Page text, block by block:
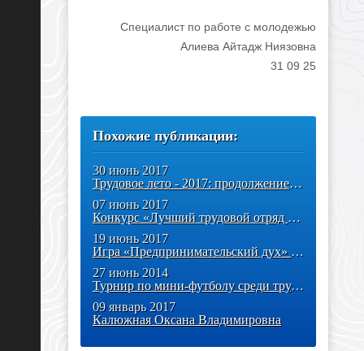
Специалист по работе с молодежью
Алиева Айтадж Ниязовна
31 09 25
Похожие публикации:
30 июнь 2017
Трудовое лето - 2017: продолжение следует!
07 июнь 2017
Конкурс «Лучший трудовой отряд - 2017»
19 июнь 2017
Игра «Предпринимательский дух» прошла на ура!
27 июнь 2014
Турнир по мини-футболу среди трудовых отрядов
09 январь 2017
Калюжная Оксана Владимировна